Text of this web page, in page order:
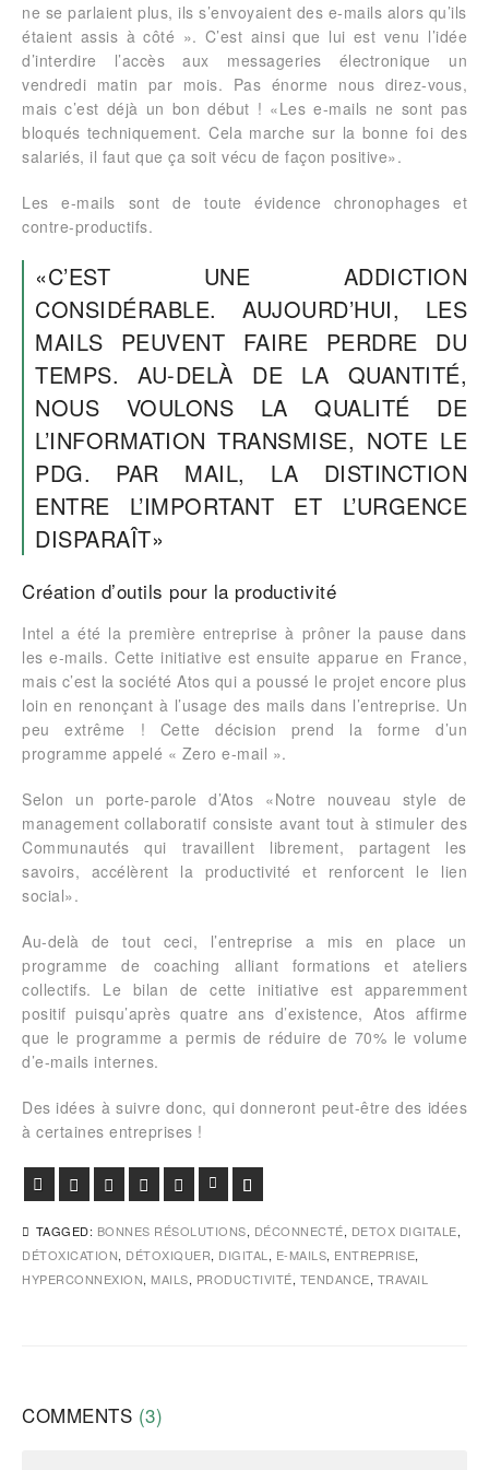
ne se parlaient plus, ils s’envoyaient des e-mails alors qu’ils
étaient assis à côté ». C’est ainsi que lui est venu l’idée
d’interdire l’accès aux messageries électronique un
vendredi matin par mois. Pas énorme nous direz-vous,
mais c’est déjà un bon début ! «Les e-mails ne sont pas
bloqués techniquement. Cela marche sur la bonne foi des
salariés, il faut que ça soit vécu de façon positive».
Les e-mails sont de toute évidence chronophages et
contre-productifs.
«C’EST UNE ADDICTION
CONSIDÉRABLE. AUJOURD’HUI, LES
MAILS PEUVENT FAIRE PERDRE DU
TEMPS. AU-DELÀ DE LA QUANTITÉ,
NOUS VOULONS LA QUALITÉ DE
L’INFORMATION TRANSMISE, NOTE LE
PDG. PAR MAIL, LA DISTINCTION
ENTRE L’IMPORTANT ET L’URGENCE
DISPARAÎT»
Création d’outils pour la productivité
Intel a été la première entreprise à prôner la pause dans
les e-mails. Cette initiative est ensuite apparue en France,
mais c’est la société Atos qui a poussé le projet encore plus
loin en renonçant à l’usage des mails dans l’entreprise. Un
peu extrême ! Cette décision prend la forme d’un
programme appelé « Zero e-mail ».
Selon un porte-parole d’Atos «Notre nouveau style de
management collaboratif consiste avant tout à stimuler des
Communautés qui travaillent librement, partagent les
savoirs, accélèrent la productivité et renforcent le lien
social».
Au-delà de tout ceci, l’entreprise a mis en place un
programme de coaching alliant formations et ateliers
collectifs. Le bilan de cette initiative est apparemment
positif puisqu’après quatre ans d’existence, Atos affirme
que le programme a permis de réduire de 70% le volume
d’e-mails internes.
Des idées à suivre donc, qui donneront peut-être des idées
à certaines entreprises !
FacebookTwitter Google+PinterestViadeo LinkedIn
TAGGED: BONNES RÉSOLUTIONS, DÉCONNECTÉ, DETOX DIGITALE,
DÉTOXICATION, DÉTOXIQUER, DIGITAL , E-MAILS, ENTREPRISE,
HYPERCONNEXION, MAILS, PRODUCTIVITÉ, TENDANCE, TRAVAIL
COMMENTS (3)